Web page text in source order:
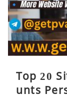
Top 20
unts